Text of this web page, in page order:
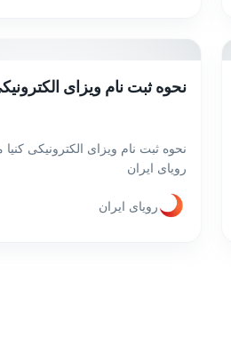
نحوه ثبت نام ویزای
نحوه ثبت نام ویزای الکترونیکی
رویای ایران
رویای ایران